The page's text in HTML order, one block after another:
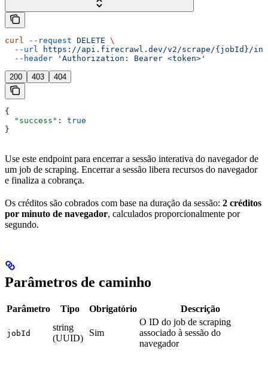
curl --request DELETE \
  --url
https://api.firecrawl.dev/v2/scrape/{jobId}/
  --header
'Authorization: Bearer <token>'
200 403 404
{
  "success"
: true
}
Use este endpoint para encerrar a sessão interativa do navegador de
um job de scraping. Encerrar a sessão libera recursos do navegador
e finaliza a cobrança.
Os créditos são cobrados com base na duração da sessão: 2 créditos
por minuto de navegador, calculados proporcionalmente por
segundo.
Parâmetros de caminho
Parâmetro Tipo Obrigatório Descrição
jobId
string
(UUID)
Sim
O ID do job de scraping
associado à sessão do
navegador